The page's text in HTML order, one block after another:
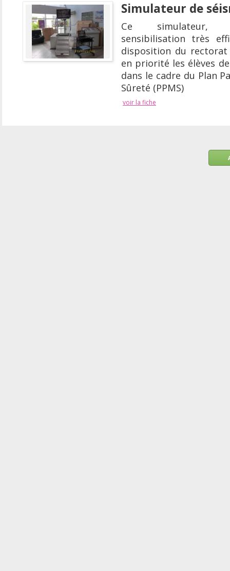
Simulateur de
Ce simulateur,
sensibilisation très
disposition du
en priorité les élèves
dans le cadre du Plan
Sûreté (PPMS)
voir la fiche